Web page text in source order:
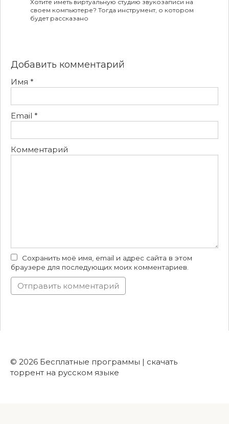
Хотите иметь виртуальную студию звукозаписи на
своем компьютере? Тогда инструмент, о котором
будет рассказано
Добавить комментарий
Имя *
Email *
Комментарий
Сохранить моё имя, email и адрес сайта в этом
браузере для последующих моих комментариев.
© 2026 Бесплатные программы | скачать
торрент на русском языке